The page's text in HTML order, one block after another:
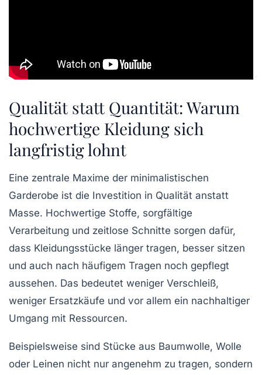
Qualität statt Quantität: Warum
hochwertige Kleidung sich
langfristig lohnt
Eine zentrale Maxime der minimalistischen
Garderobe ist die Investition in Qualität anstatt
Masse. Hochwertige Stoffe, sorgfältige
Verarbeitung und zeitlose Schnitte sorgen dafür,
dass Kleidungsstücke länger tragen, besser sitzen
und auch nach häufigem Tragen noch gepflegt
aussehen. Das bedeutet weniger Verschleiß,
weniger Ersatzkäufe und vor allem ein nachhaltiger
Umgang mit Ressourcen.
Beispielsweise sind Stücke aus Baumwolle, Wolle
oder Leinen nicht nur angenehm zu tragen, sondern